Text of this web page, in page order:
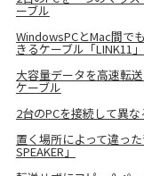
ーブル
WindowsPCとMac間で
きるケーブル「LINK11」
大容量データを高速転
ケーブル
2台のPCを接続して異
置く場所によって違っ
SPEAKER」